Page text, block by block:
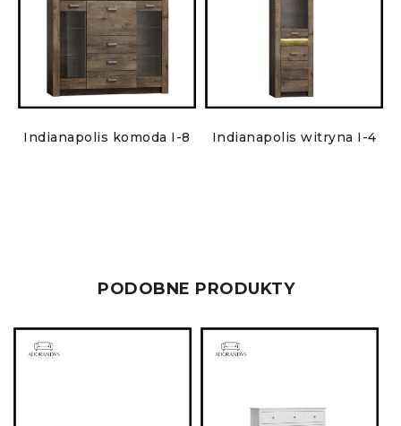
Indianapolis komoda I-8 Indianapolis witryna I-4
PODOBNE PRODUKTY